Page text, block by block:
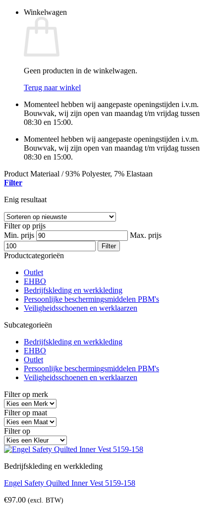
Winkelwagen
Geen producten in de winkelwagen.
Terug naar winkel
Momenteel hebben wij aangepaste openingstijden i.v.m.
Bouwvak, wij zijn open van maandag t/m vrijdag tussen
08:30 en 15:00.
Momenteel hebben wij aangepaste openingstijden i.v.m.
Bouwvak, wij zijn open van maandag t/m vrijdag tussen
08:30 en 15:00.
Product Materiaal /93% Polyester, 7% Elastaan
Filter
Enig resultaat
Filter op prijs
Min. prijs
Max. prijs
Filter
Productcategorieën
Outlet
EHBO
Bedrijfskleding en werkkleding
Persoonlijke beschermingsmiddelen PBM's
Veiligheidsschoenen en werklaarzen
Subcategorieën
Bedrijfskleding en werkkleding
EHBO
Outlet
Persoonlijke beschermingsmiddelen PBM's
Veiligheidsschoenen en werklaarzen
Filter op merk
Filter op maat
Filter op
Bedrijfskleding en werkkleding
Engel Safety Quilted Inner Vest 5159-158
€97.00 (excl. BTW)